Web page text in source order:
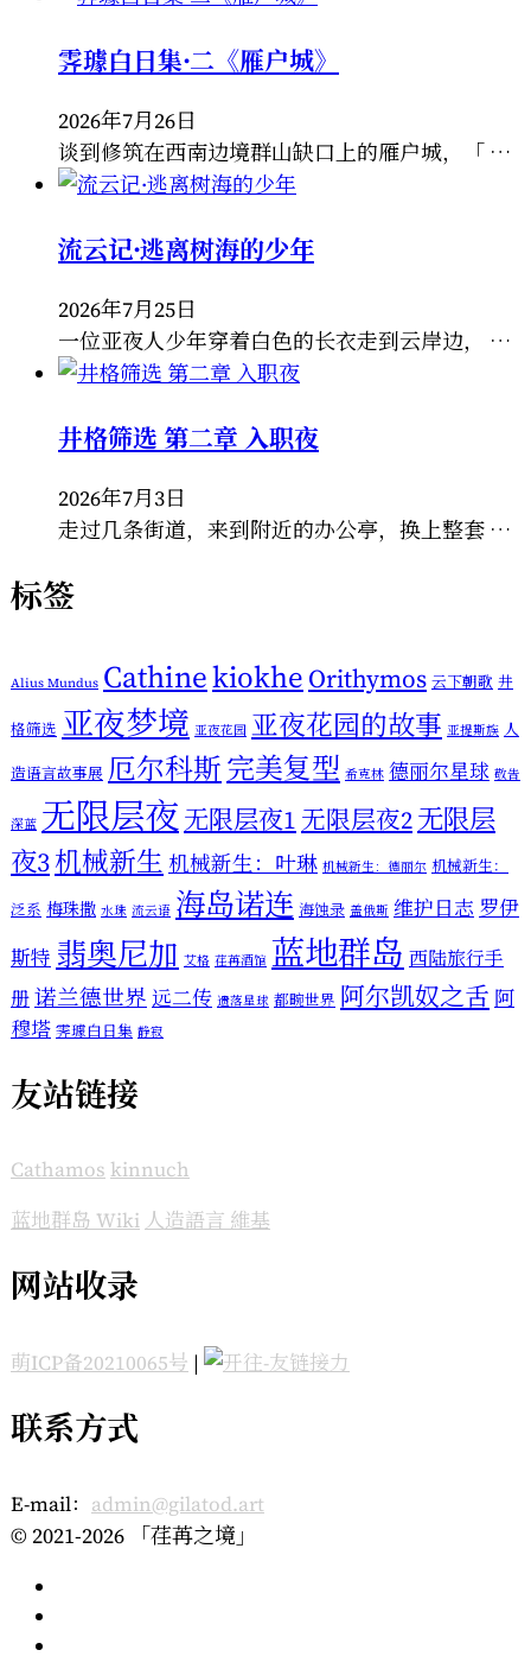
霁璩白日集·二《雁户城》
2026年7月26日
谈到修筑在西南边境群山缺口上的雁户城，「 …
流云记·逃离树海的少年
2026年7月25日
一位亚夜人少年穿着白色的长衣走到云岸边， …
井格筛选 第二章 入职夜
2026年7月3日
走过几条街道，来到附近的办公亭，换上整套 …
标签
Alius Mundus Cathinekiokhe Orithymos 云下朝歌 井
格筛选 亚夜梦境 亚夜花园 亚夜花园的故事 亚提斯族 人
造语言故事展 厄尔科斯完美复型 希克林 德丽尔星球 敬告
深蓝 无限层夜无限层夜1 无限层夜2无限层
夜3机械新生 机械新生：叶琳 机械新生：德丽尔 机械新生：
泛系 梅珠撒 水珠 流云语 海岛诺连 海蚀录 盖俄斯 维护日志 罗伊
斯特 翡奥尼加 艾格 荏苒酒馆 蓝地群岛 西陆旅行手
册诺兰德世界 远二传 遗落星球 都畹世界 阿尔凯奴之舌 阿
穆塔 霁璩白日集 静寂
友站链接
Cathamos kinnuch
蓝地群岛 Wiki 人造語言 維基
网站收录
萌ICP备20210065号 |
联系方式
E-mail： admin@gilatod.art
© 2021-2026 「荏苒之境」